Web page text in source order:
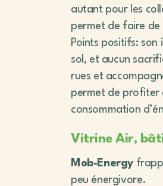
autant pour les
permet de faire de
Points positifs:
sol, et aucun
rues et
permet de profiter
consommation
Vitrine Air,
Mob-Energy
peu énergivore.